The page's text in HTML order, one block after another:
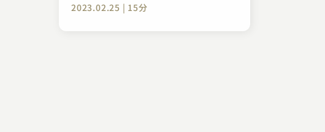
2023.02.25 | 15分